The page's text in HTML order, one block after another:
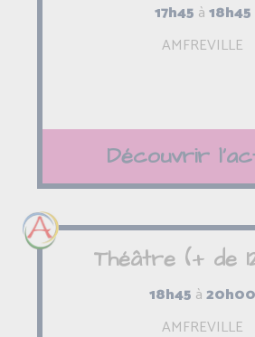
17h45 à18h45
AMFREVILLE
Découvrir
Théâtre (+ de
18h45 à20h00
AMFREVILLE